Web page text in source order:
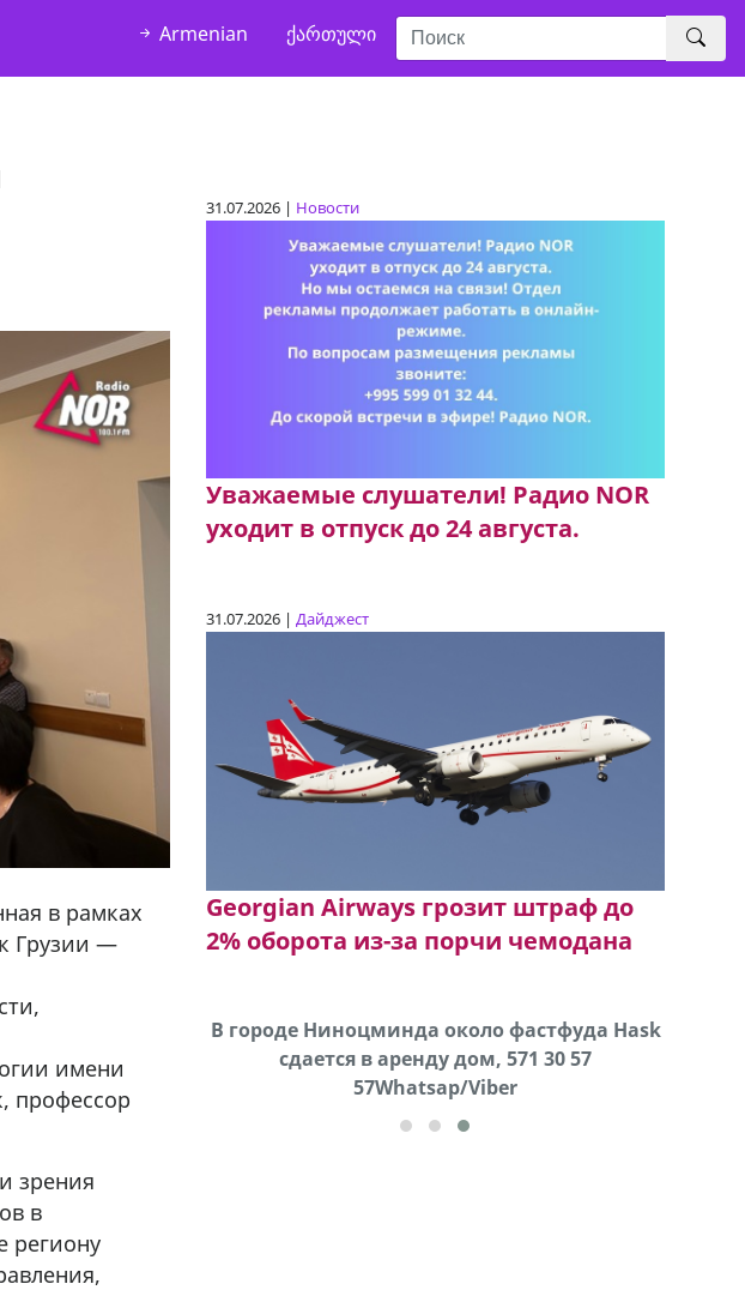
Armenian ქართული
в рамках
Грузии —
имени
профессор
зрения
в
региону
31.07.2026 | Новости
Уважаемые слушатели! Радио NOR
уходит в отпуск до 24 августа.
31.07.2026 | Дайджест
Georgian Airways грозит штраф до
2% оборота из-за порчи чемодана
и в розницу в
47 42
В городе Ниноцминда около фастфуда Hask
cдается в аренду дом, 571 30 57
57Whatsap/Viber